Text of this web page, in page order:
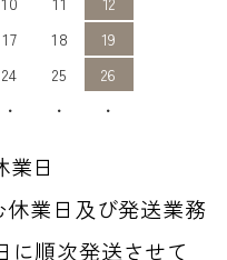
17 18
19
24 25
26
・ ・ ・
日
業日及び発送業務
に順次発送させて